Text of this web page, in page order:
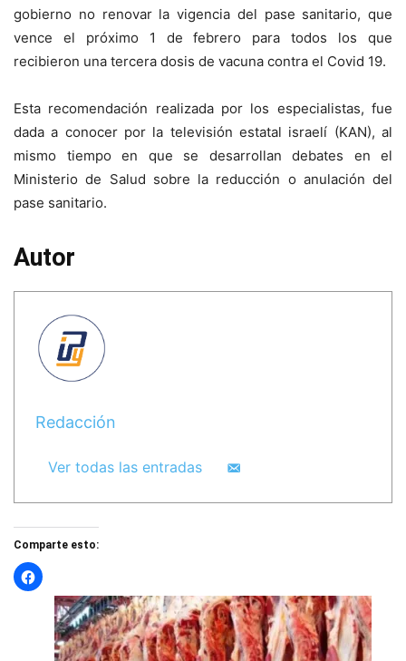
gobierno no renovar la vigencia del pase sanitario, que
vence el próximo 1 de febrero para todos los que
recibieron una tercera dosis de vacuna contra el Covid 19.
Esta recomendación realizada por los especialistas, fue
dada a conocer por la televisión estatal israelí (KAN), al
mismo tiempo en que se desarrollan debates en el
Ministerio de Salud sobre la reducción o anulación del
pase sanitario.
Autor
Redacción
Ver todas las entradas
Comparte esto: